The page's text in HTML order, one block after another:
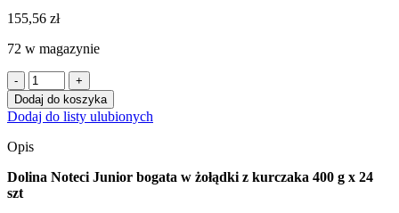
155,56 zł
72 w magazynie
ilość
Dolina
Noteci
Junior
bogata
żołądki
Dodaj do koszyka
Dodaj do listy ulubionych
Opis
Dolina Noteci Junior bogata w żołądki z kurczaka 400 g x 24
szt